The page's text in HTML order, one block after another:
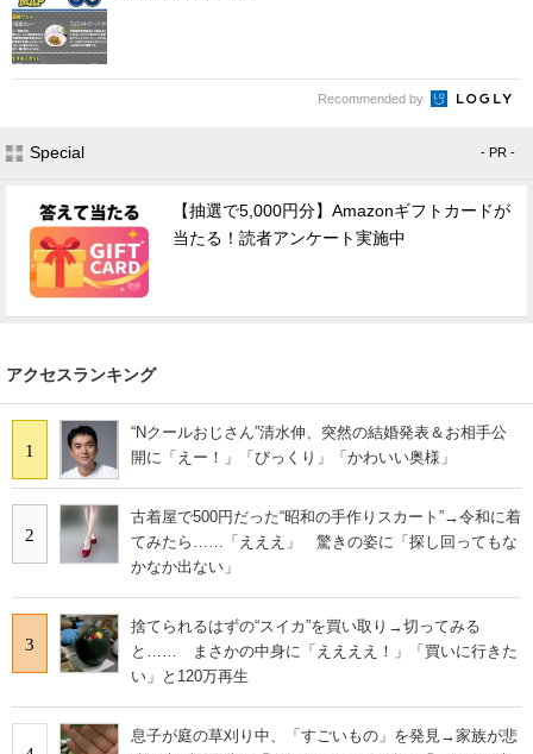
Recommended by
Special - PR -
【抽選で5,000円分】Amazonギフトカードが
当たる！読者アンケート実施中
アクセスランキング
1
“Nクールおじさん”清水伸、突然の結婚発表＆お相手公
開に「えー！」「びっくり」「かわいい奥様」
2
古着屋で500円だった“昭和の手作りスカート”→令和に着
てみたら……「えええ」 驚きの姿に「探し回ってもな
かなか出ない」
3
捨てられるはずの“スイカ”を買い取り→切ってみる
と…… まさかの中身に「ええええ！」「買いに行きた
い」と120万再生
息子が庭の草刈り中、「すごいもの」を発見→家族が悲